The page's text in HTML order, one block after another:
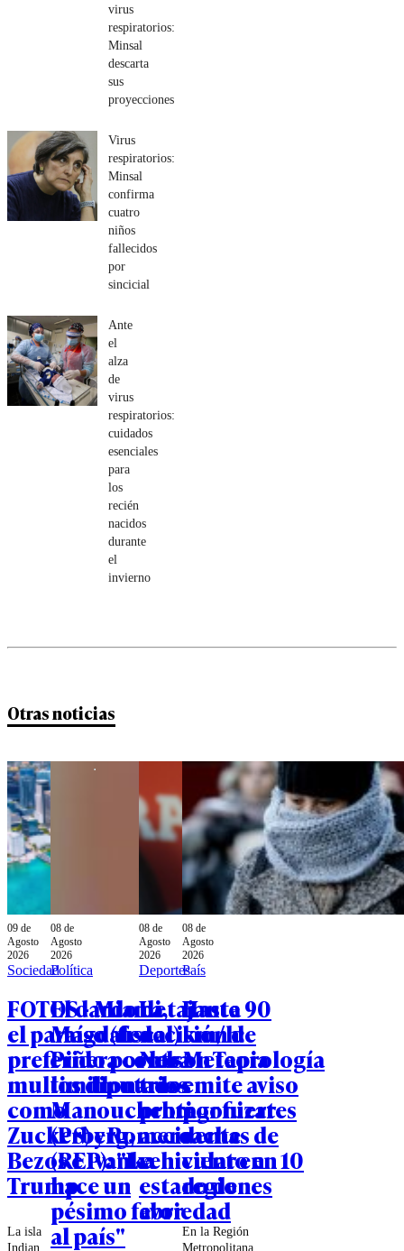
virus
respiratorios:
Minsal
descarta
sus
proyecciones
Virus
respiratorios:
Minsal
confirma
cuatro
niños
fallecidos
por
sincicial
Ante
el
alza
de
virus
respiratorios:
cuidados
esenciales
para
los
recién
nacidos
durante
el
invierno
Otras noticias
09 de
Agosto
2026
Sociedad
FOTOS - Miami,
el paraíso (fiscal)
preferido por los
multimillonarios
como
Zuckerberg,
Bezos e Ivanka
Trump
La isla
Indian
08 de
Agosto
2026
Política
El dardo de
Magdalena
Piñera contra
los diputados
Manouchehri
(PS) y Romero
(REP): "Le
hace un
pésimo favor
al país"
08 de
Agosto
2026
Deportes
La tajante
decisión de
Nelson Tapia
tras
protagonizar
accidente
vehicular en
estado de
ebriedad
08 de
Agosto
2026
País
Hasta 90
km/h:
Meteorología
emite aviso
por fuertes
rachas de
viento en 10
regiones
En la Región
Metropolitana,